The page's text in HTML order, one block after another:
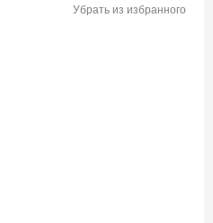
Убрать из избранного